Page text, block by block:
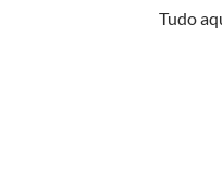
Tudo